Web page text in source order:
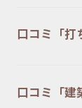
口コミ「打
口コミ「建